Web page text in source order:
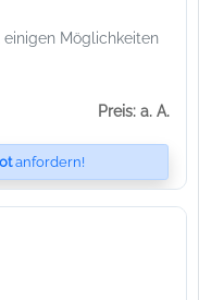
Möglichkeiten
Preis: a. A.
anfordern!